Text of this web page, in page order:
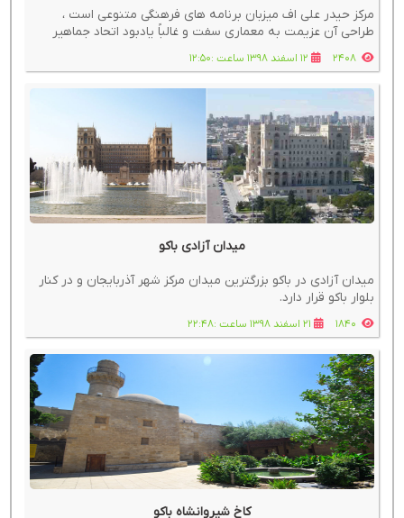
مرکز حیدر علی اف میزبان برنامه های فرهنگی متنوعی است ،
طراحی آن عزیمت به معماری سفت و غالباً یادبود اتحاد جماهیر
شوروی سابق است که در باکو بسیار رایج است
2408 12 اسفند 1398 ساعت :12:50
میدان آزادی باکو
میدان آزادی در باکو بزرگترین میدان مرکز شهر آذربایجان و در کنار
بلوار باکو قرار دارد.
1840 21 اسفند 1398 ساعت :22:48
کاخ شیروانشاه باکو